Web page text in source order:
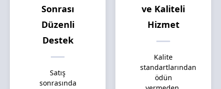
Sonrası
Düzenli
Destek
Satış
sonrasında
ve Kaliteli
Hizmet
Kalite
standartlarından
ödün